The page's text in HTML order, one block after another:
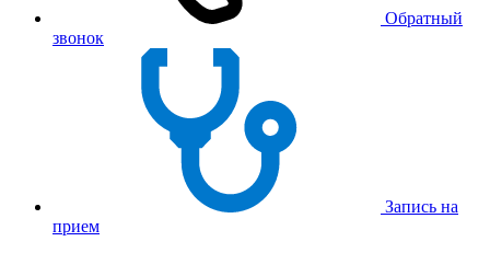
Обратный
звонок
Запись на
прием